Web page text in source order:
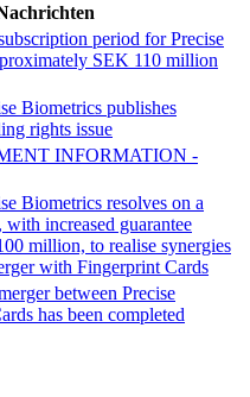
period for Precise
SEK 110 million
Biometrics publishes
rights issue
INFORMATION -
Biometrics resolves on a
increased guarantee
million, to realise synergies
with Fingerprint Cards
between Precise
has been completed